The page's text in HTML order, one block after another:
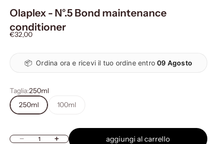
Olaplex - N°.5 Bond maintenance
conditioner
Prezzo scontato
€32,00
📦 Ordina ora e ricevi il tuo ordine entro09 Agosto
Taglia:250ml
250ml
100ml
Diminuisci quantitàAumenta quantità aggiungi al carrello